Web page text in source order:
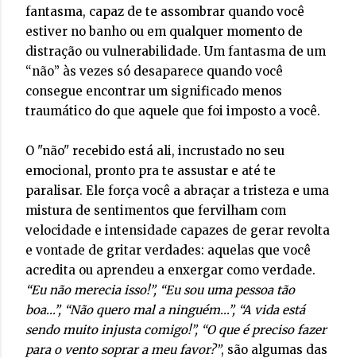
fantasma, capaz de te assombrar quando você
estiver no banho ou em qualquer momento de
distração ou vulnerabilidade. Um fantasma de um
“não” às vezes só desaparece quando você
consegue encontrar um significado menos
traumático do que aquele que foi imposto a você.
O "não" recebido está ali, incrustado no seu
emocional, pronto pra te assustar e até te
paralisar. Ele força você a abraçar a tristeza e uma
mistura de sentimentos que fervilham com
velocidade e intensidade capazes de gerar revolta
e vontade de gritar verdades: aquelas que você
acredita ou aprendeu a enxergar como verdade.
“Eu não merecia isso!”, “Eu sou uma pessoa tão
boa...”, “Não quero mal a ninguém...”, “A vida está
sendo muito injusta comigo!”, “O que é preciso fazer
para o vento soprar a meu favor?”, são algumas das